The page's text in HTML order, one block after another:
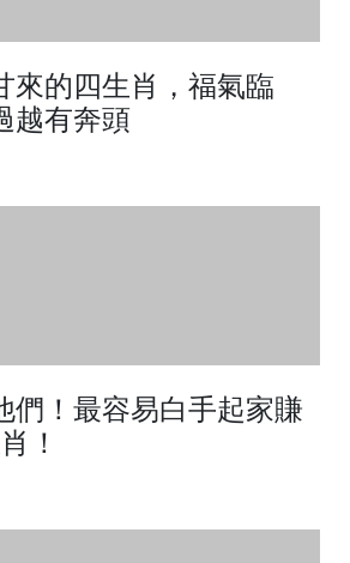
來的四生肖，福氣臨
越有奔頭
們！最容易白手起家賺
！